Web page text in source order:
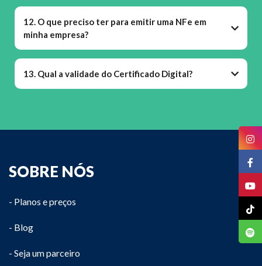
12. O que preciso ter para emitir uma NFe em
minha empresa?
13. Qual a validade do Certificado Digital?
SOBRE NÓS
- Planos e preços
- Blog
- Seja um parceiro